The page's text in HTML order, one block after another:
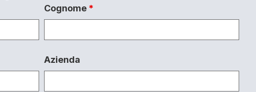
Cognome *
Azienda